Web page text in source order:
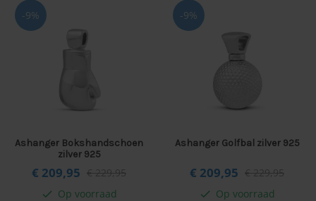
-9%
Ashanger Bokshandschoen
zilver 925
€ 209,95
check Op voorraad
-9%
Ashanger Golfbal zilver 925
€ 209,95
check Op voorraad